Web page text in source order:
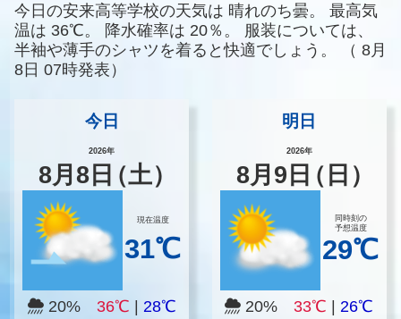
今日の安来高等学校の天気は 晴れのち曇。
最高気
温は 36℃。 降水確率は 20％。
服装については、
半袖や薄手のシャツを着ると快適でしょう。
（ 8月
8日 07時発表）
今日
2026年
8月8 日（土）
現在温度
31℃
20% 36℃ 28℃
明日
2026年
8月 9 日（日）
同時刻の
予想温度
29℃
20%33℃ |26℃